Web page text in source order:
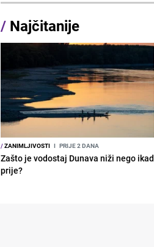
/ Najčitanije
/ZANIMLJIVOSTI I PRIJE 2 DANA
Zašto je vodostaj Dunava niži nego ikad
prije?